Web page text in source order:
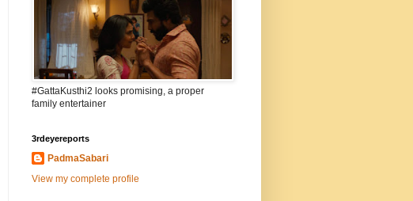
#GattaKusthi2 looks promising, a proper
family entertainer
3rdeyereports
PadmaSabari
View my complete profile